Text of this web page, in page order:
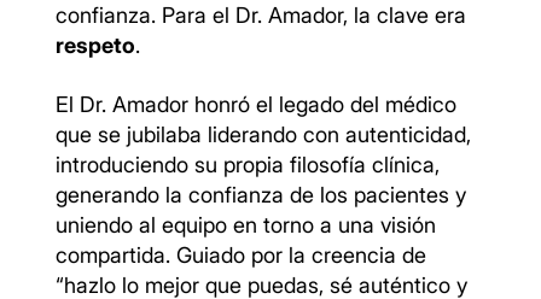
confianza. Para el Dr. Amador, la clave era
respeto.
El Dr. Amador honró el legado del médico
que se jubilaba liderando con autenticidad,
introduciendo su propia filosofía clínica,
generando la confianza de los pacientes y
uniendo al equipo en torno a una visión
compartida. Guiado por la creencia de
“hazlo lo mejor que puedas, sé auténtico y